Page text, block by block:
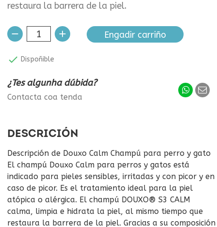
restaura la barrera de la piel.
Engadir carriño
 Dispoñible
¿Tes algunha dúbida?
Contacta coa tenda
DESCRICIÓN
Descripción de Douxo Calm Champú para perro y gato
El champú Douxo Calm para perros y gatos está
indicado para pieles sensibles, irritadas y con picor y en
caso de picor. Es el tratamiento ideal para la piel
atópica o alérgica. El champú DOUXO® S3 CALM
calma, limpia e hidrata la piel, al mismo tiempo que
restaura la barrera de la piel. Gracias a su composición